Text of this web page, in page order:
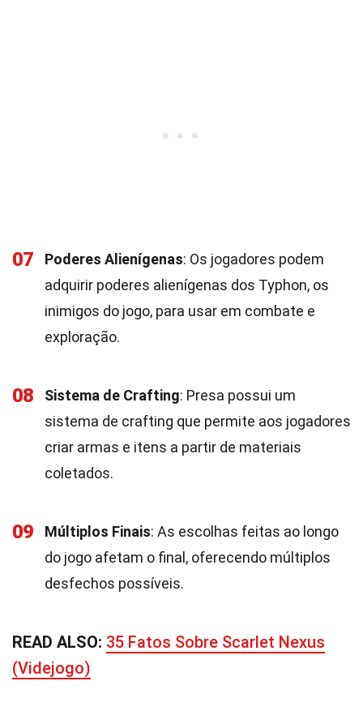
07 Poderes Alienígenas: Os jogadores podem
adquirir poderes alienígenas dos Typhon, os
inimigos do jogo, para usar em combate e
exploração.
08 Sistema de Crafting: Presa possui um
sistema de crafting que permite aos jogadores
criar armas e itens a partir de materiais
coletados.
09 Múltiplos Finais: As escolhas feitas ao longo
do jogo afetam o final, oferecendo múltiplos
desfechos possíveis.
READ ALSO: 35 Fatos Sobre Scarlet Nexus
(Videjogo)